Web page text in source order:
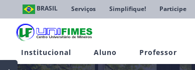
conteúdo
BRASIL Serviços Simplifique! Participe
Institucional Aluno Professor
Toggle